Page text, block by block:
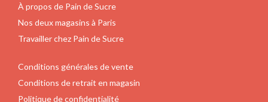
À propos de Pain de Sucre
Nos deux magasins à Paris
Travailler chez Pain de Sucre
Conditions générales de vente
Conditions de retrait en magasin
Politique de confidentialité